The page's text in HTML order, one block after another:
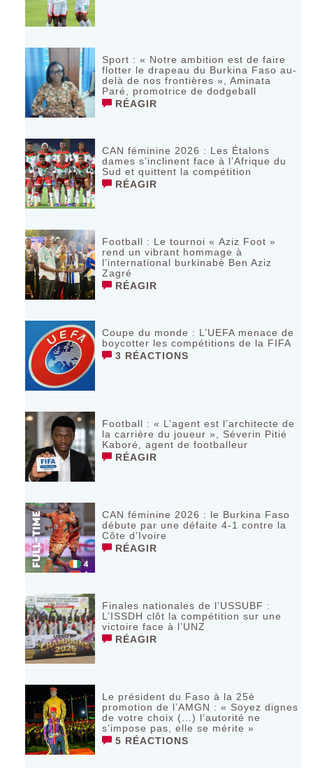
Sport : « Notre ambition est de faire
flotter le drapeau du Burkina Faso au-
delà de nos frontières », Aminata
Paré, promotrice de dodgeball
RÉAGIR
CAN féminine 2026 : Les Étalons
dames s’inclinent face à l’Afrique du
Sud et quittent la compétition
RÉAGIR
Football : Le tournoi « Aziz Foot »
rend un vibrant hommage à
l’international burkinabè Ben Aziz
Zagré
RÉAGIR
Coupe du monde : L’UEFA menace de
boycotter les compétitions de la FIFA
3 RÉACTIONS
Football : « L’agent est l’architecte de
la carrière du joueur », Séverin Pitié
Kaboré, agent de footballeur
RÉAGIR
CAN féminine 2026 : le Burkina Faso
débute par une défaite 4-1 contre la
Côte d’Ivoire
RÉAGIR
Finales nationales de l’USSUBF :
L’ISSDH clôt la compétition sur une
victoire face à l’UNZ
RÉAGIR
Le président du Faso à la 25è
promotion de l’AMGN : « Soyez dignes
de votre choix (…) l’autorité ne
s’impose pas, elle se mérite »
5 RÉACTIONS